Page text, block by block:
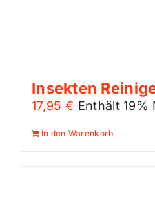
Insekten
17,95 € Enthält 19%
In den Warenkorb